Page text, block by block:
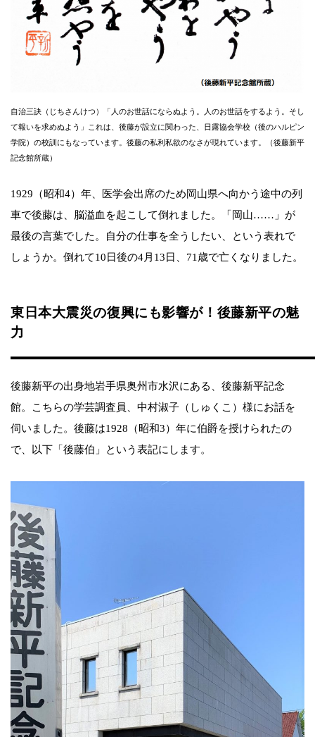
自治三訣（じちさんけつ）「人のお世話にならぬよう。人のお世話をするよう。そし
て報いを求めぬよう」これは、後藤が設立に関わった、日露協会学校（後のハルピン
学院）の校訓にもなっています。後藤の私利私欲のなさが現れています。（後藤新平
記念館所蔵）
1929（昭和4）年、医学会出席のため岡山県へ向かう途中の列
車で後藤は、脳溢血を起こして倒れました。「岡山……」が
最後の言葉でした。自分の仕事を全うしたい、という表れで
しょうか。倒れて10日後の4月13日、71歳で亡くなりました。
東日本大震災の復興にも影響が！後藤新平の魅
力
後藤新平の出身地岩手県奥州市水沢にある、後藤新平記念
館。こちらの学芸調査員、中村淑子（しゅくこ）様にお話を
伺いました。後藤は1928（昭和3）年に伯爵を授けられたの
で、以下「後藤伯」という表記にします。